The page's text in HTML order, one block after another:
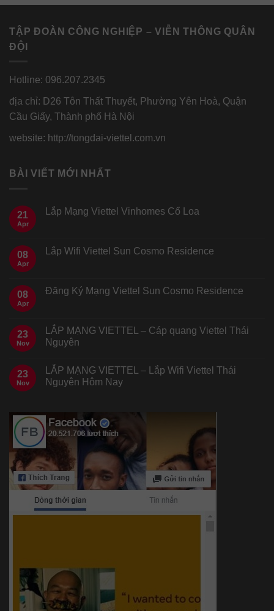
TẬP ĐOÀN CÔNG NGHIỆP – VIỄN THÔNG QUÂN
ĐỘI
Hotline: 096.207.2345
địa chỉ: D26 Tôn Thất Thuyết, Phường Yên Hoà, Quận
Cầu Giấy, Thành phố Hà Nội
website: http://tongdai-viettel.com.vn
BÀI VIẾT MỚI NHẤT
21
Apr
Lắp Mạng Viettel Vinhomes Cổ Loa
08
Apr
Lắp Wifi Viettel Sun Cosmo Residence
08
Apr
Đăng Ký Mạng Viettel Sun Cosmo Residence
23
Nov
LẮP MẠNG VIETTEL – Cáp quang Viettel Thái
Nguyên
23
Nov
LẮP MẠNG VIETTEL – Lắp Wifi Viettel Thái
Nguyên Hôm Nay